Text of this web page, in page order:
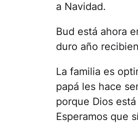
a Navidad.
Bud está ahora
duro año
La familia es
papá les hace
porque Dios
Esperamos que